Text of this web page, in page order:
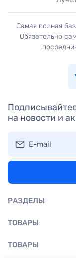
Самая полная
Обязательно
на новости и
E-mail
РАЗДЕЛЫ
ТОВАРЫ
ТОВАРЫ